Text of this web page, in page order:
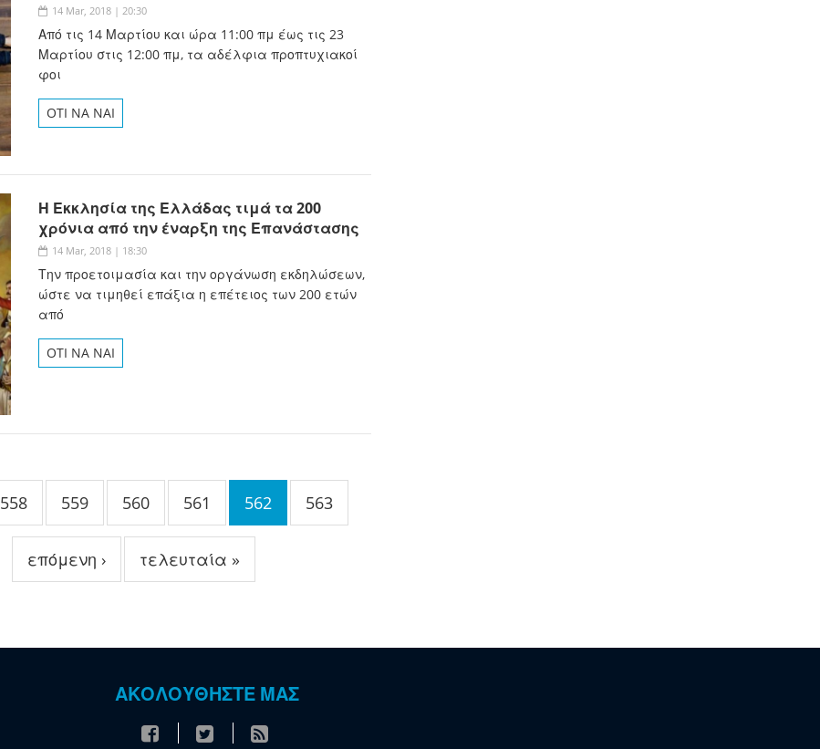
14 Mar, 2018 | 20:30
Από τις 14 Μαρτίου και ώρα 11:00 πμ έως τις 23
Μαρτίου στις 12:00 πμ, τα αδέλφια προπτυχιακοί
φοι
OTI NA NAI
Η Εκκλησία της Ελλάδας τιμά τα 200
χρόνια από την έναρξη της Επανάστασης
14 Mar, 2018 | 18:30
Την προετοιμασία και την οργάνωση εκδηλώσεων,
ώστε να τιμηθεί επάξια η επέτειος των 200 ετών
από
OTI NA NAI
558 559 560 561 562 563
επόμενη › τελευταία »
ΑΚΟΛΟΥΘΗΣΤΕ ΜΑΣ